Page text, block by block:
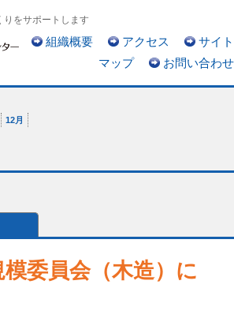
をサポートします
組織概要 アクセス
サイト
マップ
お問い合わせ
12月
委員会（木造）に